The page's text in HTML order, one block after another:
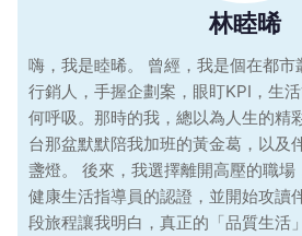
林睦晞
嗨，我是睦晞。 曾經，我是個在都市
行銷人，手握企劃案，眼盯KPI，生
何呼吸。那時的我，總以為人生的精
台那盆默默陪我加班的黃金葛，以及
盞燈。 後來，我選擇離開高壓的職
健康生活指導員的認證，並開始攻讀
段旅程讓我明白，真正的「品質生活